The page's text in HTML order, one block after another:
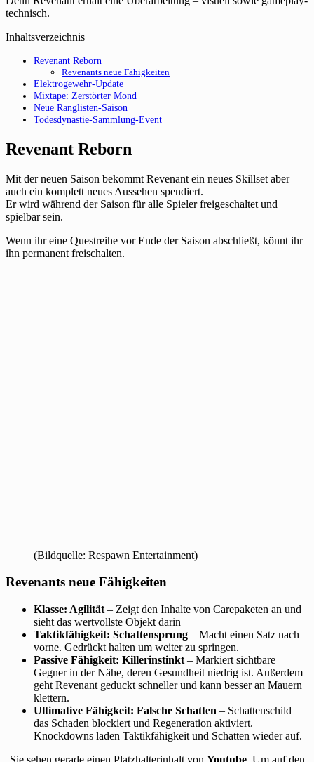
technisch.
Inhaltsverzeichnis
Revenant Reborn
Revenants neue Fähigkeiten
Elektrogewehr-Update
Mixtape: Zerstörter Mond
Neue Ranglisten-Saison
Todesdynastie-Sammlung-Event
Revenant Reborn
Mit der neuen Saison bekommt Revenant ein neues Skillset aber
auch ein komplett neues Aussehen spendiert.
Er wird während der Saison für alle Spieler freigeschaltet und
spielbar sein.
Wenn ihr eine Questreihe vor Ende der Saison abschließt, könnt ihr
ihn permanent freischalten.
(Bildquelle: Respawn Entertainment)
Revenants neue Fähigkeiten
Klasse: Agilität – Zeigt den Inhalte von Carepaketen an und
sieht das wertvollste Objekt darin
Taktikfähigkeit: Schattensprung – Macht einen Satz nach
vorne. Gedrückt halten um weiter zu springen.
Passive Fähigkeit: Killerinstinkt – Markiert sichtbare
Gegner in der Nähe, deren Gesundheit niedrig ist. Außerdem
geht Revenant geduckt schneller und kann besser an Mauern
klettern.
Ultimative Fähigkeit: Falsche Schatten – Schattenschild
das Schaden blockiert und Regeneration aktiviert.
Knockdowns laden Taktikfähigkeit und Schatten wieder auf.
Sie sehen gerade einen Platzhalterinhalt von Youtube. Um auf den